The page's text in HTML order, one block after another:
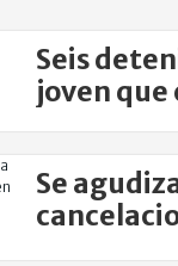
Seis
joven que
Se
que une